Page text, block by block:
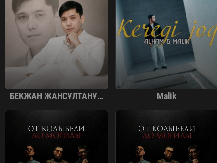
БЕКЖАН ЖАНСҰЛТАНҰЛЫ Malik